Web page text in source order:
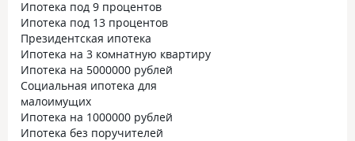
Ипотека под 9 процентов
Ипотека под 13 процентов
Президентская ипотека
Ипотека на 3 комнатную квартиру
Ипотека на 5000000 рублей
Социальная ипотека для
малоимущих
Ипотека на 1000000 рублей
Ипотека без поручителей